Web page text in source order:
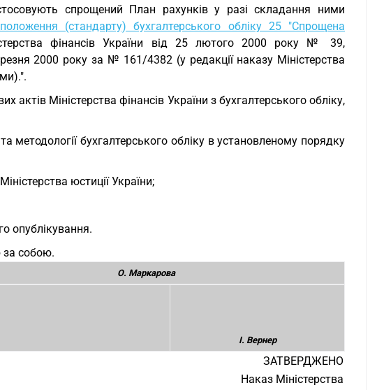
спрощений План рахунків у разі складання ними
(стандарту) бухгалтерського обліку 25 "Спрощена
фінансів України від 25 лютого 2000 року № 39,
2000 року за № 161/4382 (у редакції наказу Міністерства
Міністерства фінансів України з бухгалтерського обліку,
бухгалтерського обліку в установленому порядку
юстиції України;
опублікування.
за собою.
О. Маркарова
І. Вернер
ЗАТВЕРДЖЕНО
Наказ Міністерства